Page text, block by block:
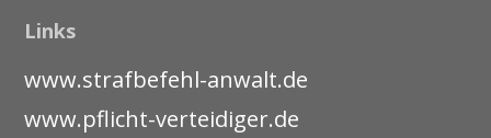
Links
www.strafbefehl-anwalt.de
www.pflicht-verteidiger.de